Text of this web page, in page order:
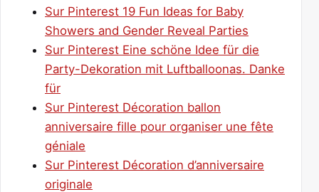
Sur Pinterest 19 Fun Ideas for Baby
Showers and Gender Reveal Parties
Sur Pinterest Eine schöne Idee für die
Party-Dekoration mit Luftballoonas. Danke
für
Sur Pinterest Décoration ballon
anniversaire fille pour organiser une fête
géniale
Sur Pinterest Décoration d’anniversaire
originale